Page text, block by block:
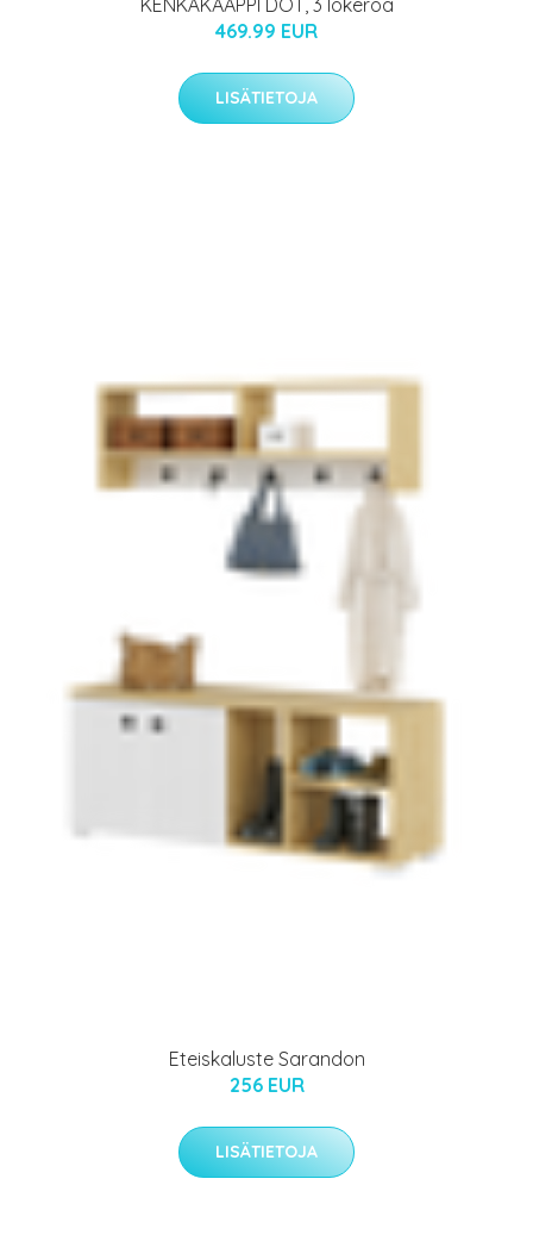
KENKÄKAAPPI DOT, 3 lokeroa
469.99 EUR
LISÄTIETOJA
Eteiskaluste Sarandon
256 EUR
LISÄTIETOJA